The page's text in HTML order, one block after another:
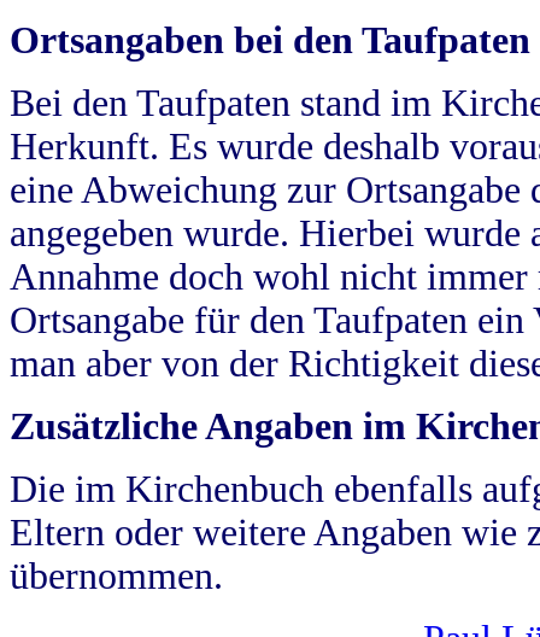
Ortsangaben bei den Taufpaten
Bei den Taufpaten stand im
Herkunft. Es wurde deshalb
eine Abweichung zur
angegeben wurde. Hierbei wurde
Annahme doch wohl nicht
Ortsangabe für den Taufpaten
man aber von der Richtigkeit
Zusätzliche Angaben im
Die im Kirchenbuch ebenfalls
Eltern oder weitere Angaben wie
übernommen.